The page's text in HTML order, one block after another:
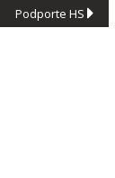
Podporte HS